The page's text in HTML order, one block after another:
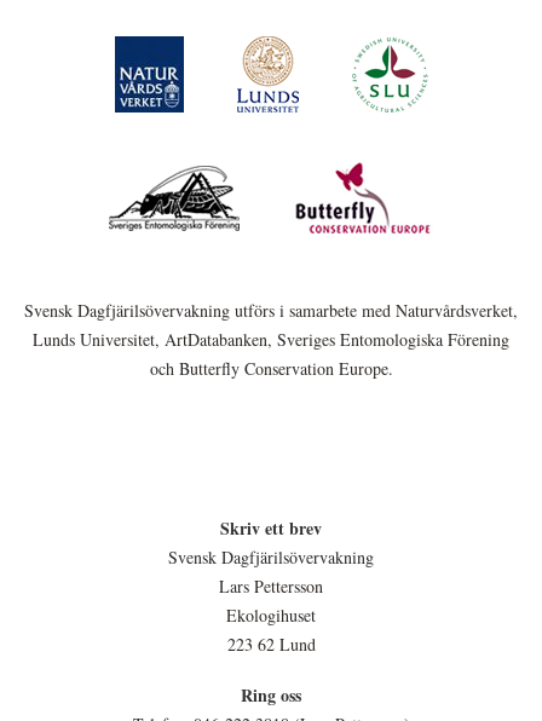
Svensk Dagfjärilsövervakning utförs i samarbete med Naturvårdsverket,
Lunds Universitet, ArtDatabanken, Sveriges Entomologiska Förening
och Butterfly Conservation Europe.
Skriv ett brev
Svensk Dagfjärilsövervakning
Lars Pettersson
Ekologihuset
223 62 Lund
Ring oss